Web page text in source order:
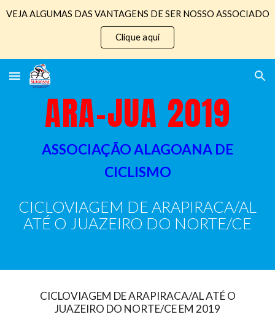
VEJA ALGUMAS DAS VANTAGENS DE SER NOSSO ASSOCIADO
Clique aqui
ARA-JUA 2019
ASSOCIAÇÃO ALAGOANA DE
CICLISMO
CICLOVIAGEM DE ARAPIRACA/AL
ATÉ O JUAZEIRO DO NORTE/CE
CICLOVIAGEM DE ARAPIRACA/AL ATÉ O
JUAZEIRO DO NORTE/CE EM 2019